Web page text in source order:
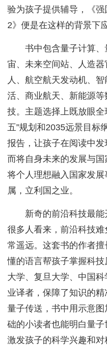
验为孩子提供辅导，《
2》便是在这样的背景下
书中包含量子计算
宙、未来空间站、人造
人、航空航天发动机、
活、商业航天、新能源
技。主题选择上既放眼全
五”规划和2035远景目标
报告，让孩子在阅读中
而将自身未来的发展与国
将个人理想融入国家发
属，立利国之业。
新奇的前沿科技最
很多人看来，前沿科技
常遥远。这套书的作者
懂的语言帮孩子掌握科
大学、复旦大学、中国
业译者，保障了知识的精
量子传送，书中用示意
础的小读者也能明白量
激发孩子的科学兴趣和